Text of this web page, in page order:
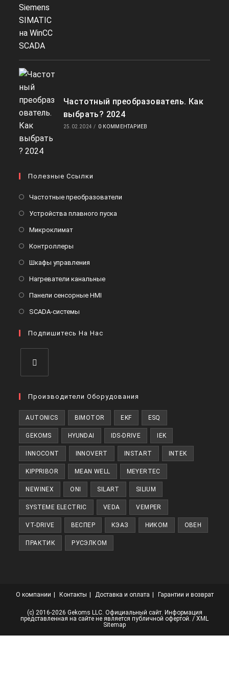
Частотный преобразователь. Как
выбрать? 2024
25.02.2024 / 0 КОММЕНТАРИЕВ
Полезные Ссылки
Частотные преобразователи
Устройства плавного пуска
МикроклиматОткроется
вкладке
Контроллеры
вкладке
Шкафы управления
вкладке
Нагреватели канальныеОткроется
Панели сенсорные HMI
вкладке
SCADA-системы
новой
Подпишитесь На Нас
в
вкладке
Производители Оборудования
AUTONICS BIMOTOR EKF ESQ
GEKOMS HYUNDAI IDS-DRIVE IEK
INNOCONT INNOVERT INSTART INTEK
KIPPRIBOR MEAN WELL MEYERTEC
NEWINEX ONI SILART SILIUM
SYSTEME ELECTRIC VEDA VEMPER
VT-DRIVE ВЕСПЕР КЭАЗ НИКОМ ОВЕН
ПРАКТИК РУСЭЛКОМ
О компании Контакты Доставка и оплата Гарантии и возврат
(с) 2016-2026 Gekoms LLC. Официальный сайт. Информация
представленная на сайте не является публичной офертой. / XML
Sitemap